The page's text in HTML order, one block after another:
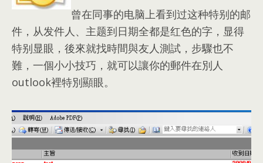
曾在同事的电脑上看到过这种特别的邮
件，从发件人、主题到日期全都是红色的字，显得
特别显眼， 後來就找時間與友人測試 ， 步驟也不
難 ， 一個小小技巧 ， 就可以讓你的郵件在別人
outlook裡特別顯眼。